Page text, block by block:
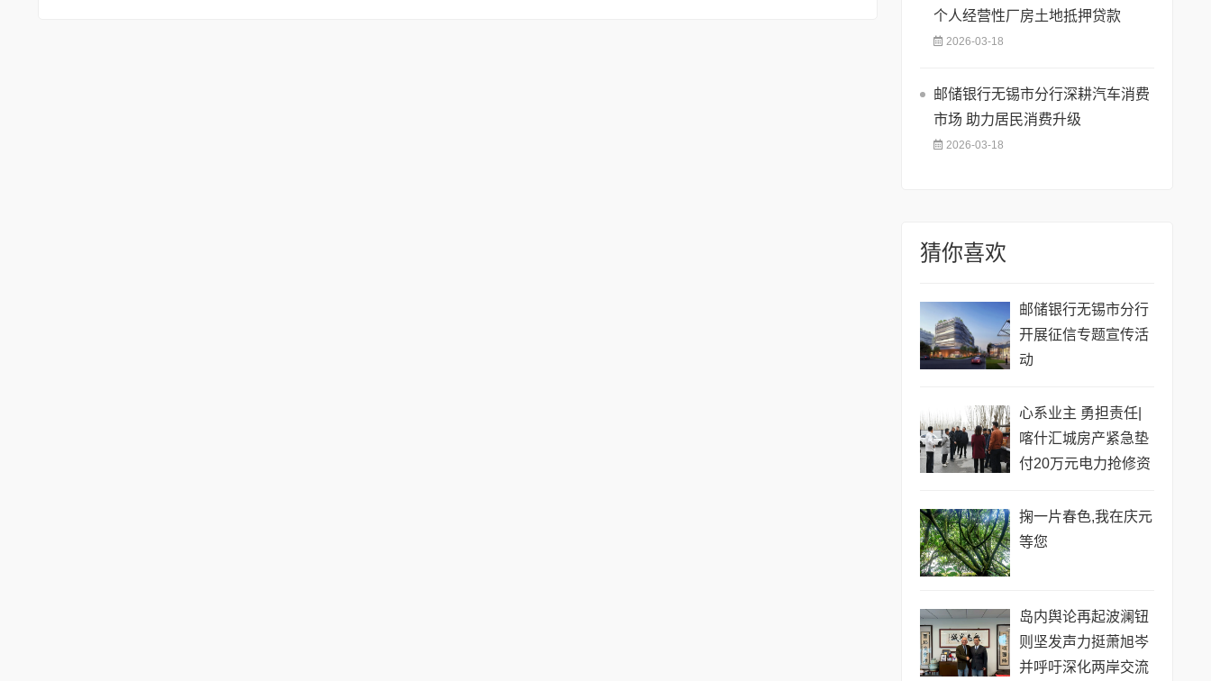
个人经营性厂房土地抵押贷款
2026-03-18
邮储银行无锡市分行深耕汽车消费
市场 助力居民消费升级
2026-03-18
猜你喜欢
邮储银行无锡市分行
开展征信专题宣传活
动
心系业主 勇担责任|
喀什汇城房产紧急垫
付20万元电力抢修资
掬一片春色,我在庆元
等您
岛内舆论再起波澜钮
则坚发声力挺萧旭岑
并呼吁深化两岸交流